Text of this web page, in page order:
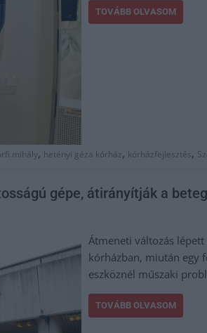
TOVÁBB OLVASOM
mihály, hetényi géza kórház, kórházfejlesztés,
gépe, átirányítják a
Átmeneti változás
kórházban, miután egy
eszköznél műszaki
TOVÁBB OLVASOM